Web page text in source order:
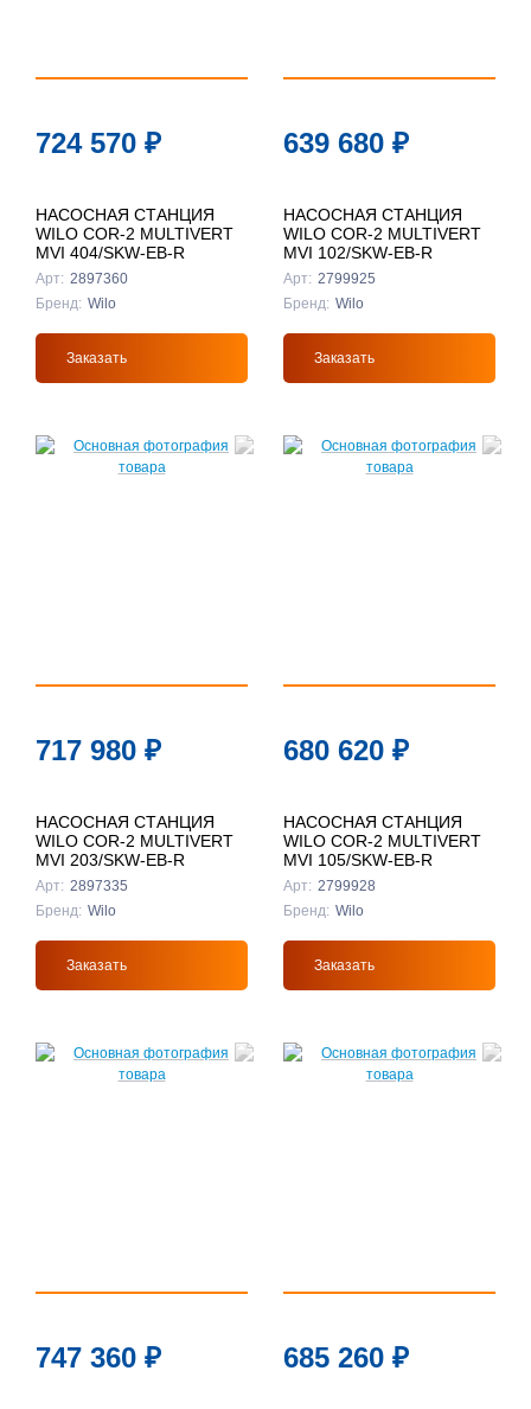
724 570 ₽
НАСОСНАЯ СТАНЦИЯ
WILO COR-2 MULTIVERT
MVI 404/SKW-EB-R
Арт: 2897360
Бренд: Wilo
Заказать
639 680 ₽
НАСОСНАЯ СТАНЦИЯ
WILO COR-2 MULTIVERT
MVI 102/SKW-EB-R
Арт: 2799925
Бренд: Wilo
Заказать
717 980 ₽
НАСОСНАЯ СТАНЦИЯ
WILO COR-2 MULTIVERT
MVI 203/SKW-EB-R
Арт: 2897335
Бренд: Wilo
Заказать
680 620 ₽
НАСОСНАЯ СТАНЦИЯ
WILO COR-2 MULTIVERT
MVI 105/SKW-EB-R
Арт: 2799928
Бренд: Wilo
Заказать
747 360 ₽ 685 260 ₽